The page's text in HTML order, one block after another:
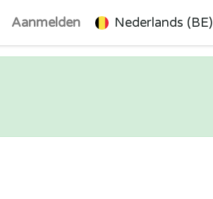
Aanmelden Nederlands (BE)